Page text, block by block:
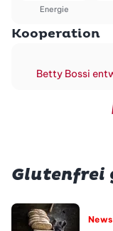
Energie
Kooperation
Betty Bossi
Glutenfrei